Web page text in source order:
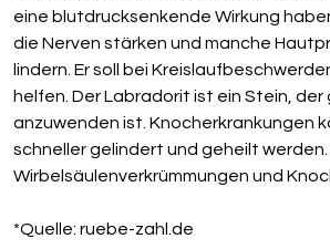
eine blutdrucksenkende Wirkung
die Nerven stärken und manche
lindern. Er soll bei
helfen. Der Labradorit ist ein Stein,
anzuwenden ist. Knocherkrankungen
schneller gelindert und geheilt
Wirbelsäulenverkrümmungen und
*Quelle: ruebe-zahl.de